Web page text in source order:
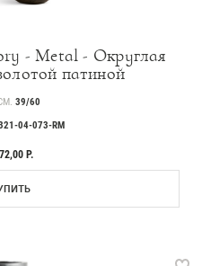
- Metal - Округлая
патиной
39/60
04-073-RM
Р.